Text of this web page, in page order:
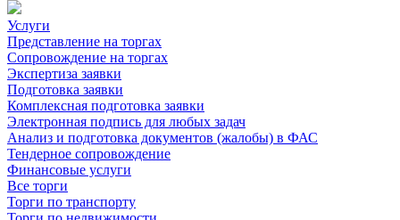
Услуги
Представление на торгах
Сопровождение на торгах
Экспертиза заявки
Подготовка заявки
Комплексная подготовка заявки
Электронная подпись для любых задач
Анализ и подготовка документов (жалобы) в ФАС
Тендерное сопровождение
Финансовые услуги
Все торги
Торги по транспорту